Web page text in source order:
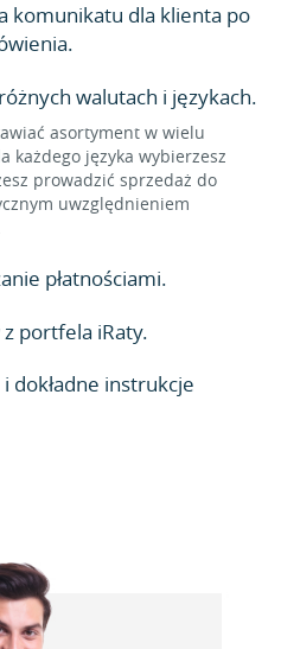
komunikatu dla klienta po
walutach i językach.
asortyment w wielu
każdego języka wybierzesz
prowadzić sprzedaż do
uwzględnieniem
płatnościami.
portfela iRaty.
dokładne instrukcje